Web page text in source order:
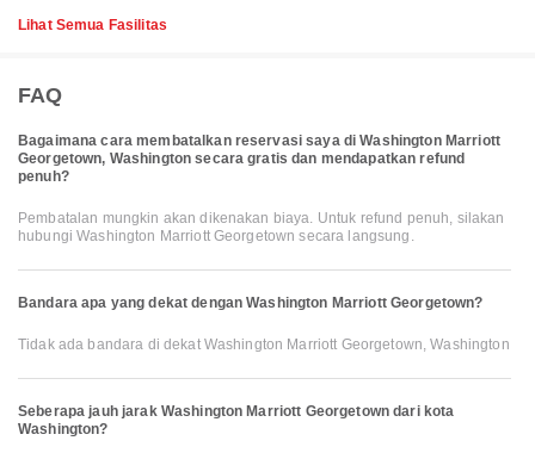
Lihat Semua Fasilitas
FAQ
Bagaimana cara membatalkan reservasi saya di Washington Marriott
Georgetown, Washington secara gratis dan mendapatkan refund
penuh?
Pembatalan mungkin akan dikenakan biaya. Untuk refund penuh, silakan
hubungi Washington Marriott Georgetown secara langsung.
Bandara apa yang dekat dengan Washington Marriott Georgetown?
Tidak ada bandara di dekat Washington Marriott Georgetown, Washington
Seberapa jauh jarak Washington Marriott Georgetown dari kota
Washington?